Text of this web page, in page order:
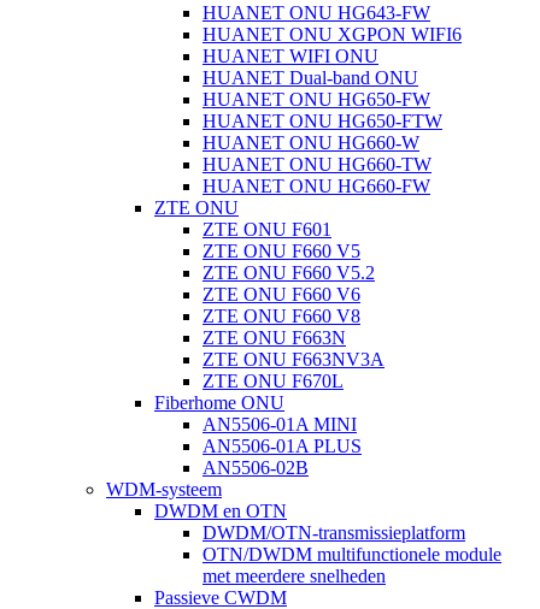
HUANET ONU HG643-FW
HUANET ONU XGPON WIFI6
HUANET WIFI ONU
HUANET Dual-band ONU
HUANET ONU HG650-FW
HUANET ONU HG650-FTW
HUANET ONU HG660-W
HUANET ONU HG660-TW
HUANET ONU HG660-FW
ZTE ONU
ZTE ONU F601
ZTE ONU F660 V5
ZTE ONU F660 V5.2
ZTE ONU F660 V6
ZTE ONU F660 V8
ZTE ONU F663N
ZTE ONU F663NV3A
ZTE ONU F670L
Fiberhome ONU
AN5506-01A MINI
AN5506-01A PLUS
AN5506-02B
WDM-systeem
DWDM en OTN
DWDM/OTN-transmissieplatform
OTN/DWDM multifunctionele module
met meerdere snelheden
Passieve CWDM